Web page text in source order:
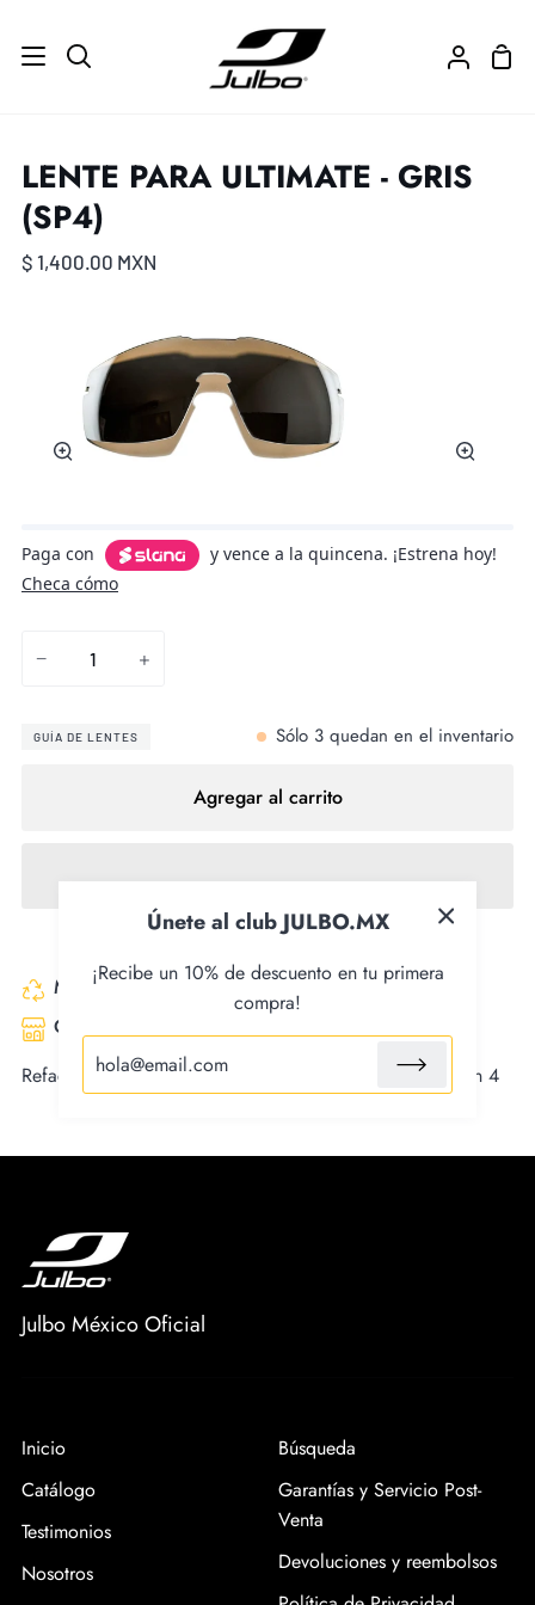
directamente
Buscar
Mi
LENTE PARA ULTIMATE - GRIS
(SP4)
$ 1,400.00 MXN
Paga con
y vence a la quincena. ¡Estrena hoy!
Checa cómo
− +
GUÍA DE LENTES Sólo 3 quedan en el inventario
Agregar al carrito
Made with recycled fabrics
Certified fair trade product
Refacción de lente para ultimate con tecnología spectron 4
Julbo México Oficial
Inicio
Catálogo
Testimonios
Nosotros
Búsqueda
Garantías y Servicio Post-
Venta
Devoluciones y reembolsos
Únete al club JULBO.MX
¡Recibe un 10% de descuento en tu primera
compra!